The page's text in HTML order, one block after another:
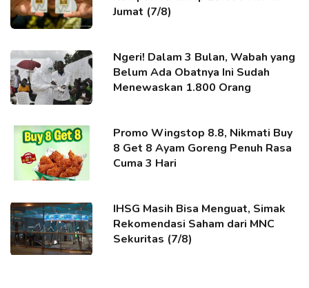
Jumat (7/8)
Ngeri! Dalam 3 Bulan, Wabah yang
Belum Ada Obatnya Ini Sudah
Menewaskan 1.800 Orang
Promo Wingstop 8.8, Nikmati Buy
8 Get 8 Ayam Goreng Penuh Rasa
Cuma 3 Hari
IHSG Masih Bisa Menguat, Simak
Rekomendasi Saham dari MNC
Sekuritas (7/8)